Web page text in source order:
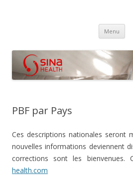
Menu
PBF par Pays
Ces descriptions nationales seront
nouvelles informations deviennent
corrections sont les bienvenues.
health.com